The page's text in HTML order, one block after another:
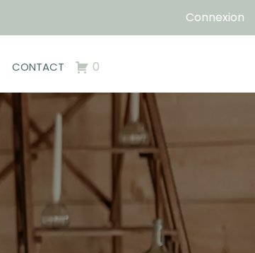
Connexion
CONTACT 0